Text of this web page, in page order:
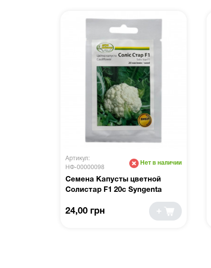
Артикул:
НФ-00000098
Нет в наличии
Семена Капусты цветной
Солистар F1 20c Syngenta
24,00 грн